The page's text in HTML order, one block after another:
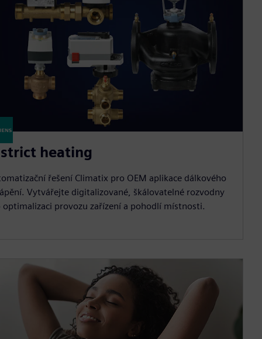
heating
řešení Climatix pro OEM aplikace dálkového
Vytvářejte digitalizované, škálovatelné rozvodny
optimalizaci provozu zařízení a pohodlí místnosti.